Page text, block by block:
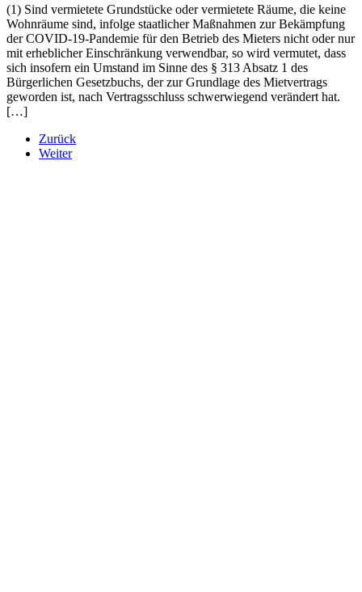
(1) Sind vermietete Grundstücke oder vermietete Räume, die keine
Wohnräume sind, infolge staatlicher Maßnahmen zur Bekämpfung
der COVID-19-Pandemie für den Betrieb des Mieters nicht oder nur
mit erheblicher Einschränkung verwendbar, so wird vermutet, dass
sich insofern ein Umstand im Sinne des § 313 Absatz 1 des
Bürgerlichen Gesetzbuchs, der zur Grundlage des Mietvertrags
geworden ist, nach Vertragsschluss schwerwiegend verändert hat.
[…]
Zurück
Weiter